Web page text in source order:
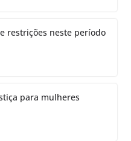
restrições neste período
para mulheres